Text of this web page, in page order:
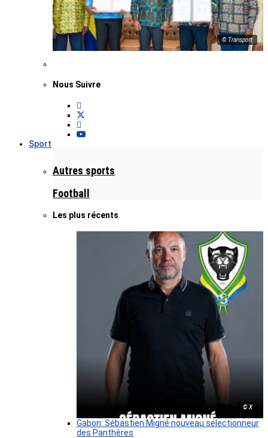
© Transport
Nous Suivre
Sport
Autres sports
Football
Les plus récents
© X
Gabon: Sébastien Migné nouveau sélectionneur
des Panthères